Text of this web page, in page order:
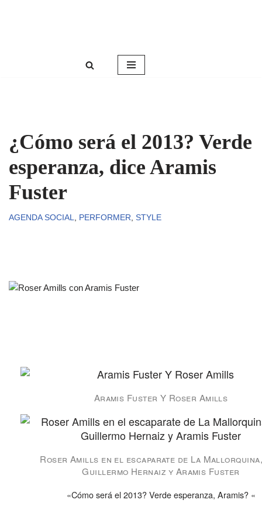
¿Cómo será el 2013? Verde
esperanza, dice Aramis
Fuster
AGENDA SOCIAL, PERFORMER, STYLE
Aramis Fuster Y Roser Amills
Roser Amills en el escaparate de La
Guillermo Hernaiz y Aramis Fuster
«Cómo será el 2013? Verde esperanza, Aramis? «